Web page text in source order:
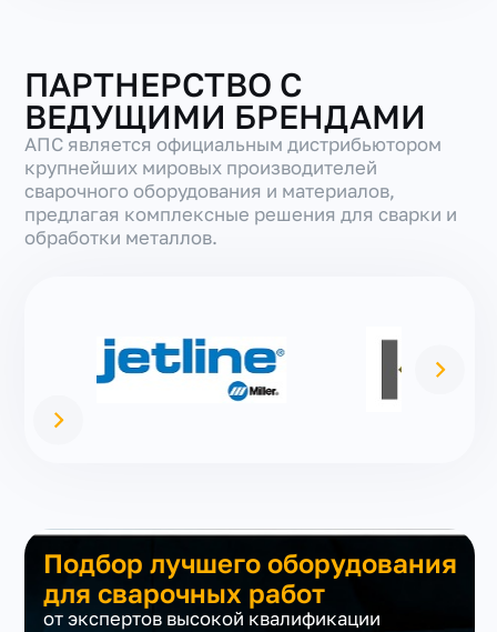
ПАРТНЕРСТВО С
ВЕДУЩИМИ БРЕНДАМИ
АПС является официальным дистрибьютором
крупнейших мировых производителей
сварочного оборудования и материалов,
предлагая комплексные решения для сварки и
обработки металлов.
Подбор лучшего оборудования
для сварочных работ
от экспертов высокой квалификации